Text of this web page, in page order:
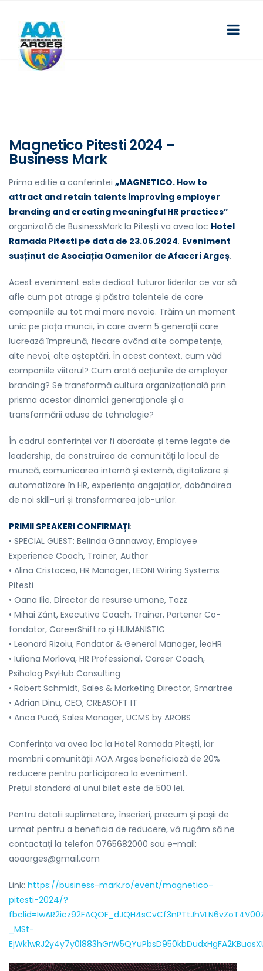
Magnetico Pitesti 2024 –
Business Mark
Prima editie a conferintei „MAGNETICO. How to
attract and retain talents improving employer
branding and creating meaningful HR practices”
organizată de BusinessMark la Pitești va avea loc Hotel
Ramada Pitesti pe data de 23.05.2024. Eveniment
susținut de Asociația Oamenilor de Afaceri Argeș.
Acest eveniment este dedicat tuturor liderilor ce vor să
afle cum pot atrage și păstra talentele de care
companiile au tot mai mare nevoie. Trăim un moment
unic pe piața muncii, în care avem 5 generații care
lucrează împreună, fiecare având alte competențe,
alte nevoi, alte așteptări. În acest context, cum văd
companiile viitorul? Cum arată acțiunile de employer
branding? Se transformă cultura organizațională prin
prisma acestor dinamici generaționale și a
transformării aduse de tehnologie?
În cadrul conferinței vor fi abordate și teme legate de
leadership, de construirea de comunități la locul de
muncă, comunicarea internă și externă, digitalizare și
automatizare în HR, experiența angajaților, dobândirea
de noi skill-uri și transformarea job-urilor.
PRIMII SPEAKERI CONFIRMAȚI:
• SPECIAL GUEST: Belinda Gannaway, Employee
Experience Coach, Trainer, Author
• Alina Cristocea, HR Manager, LEONI Wiring Systems
Pitesti
• Oana Ilie, Director de resurse umane, Tazz
• Mihai Zânt, Executive Coach, Trainer, Partener Co-
fondator, CareerShift.ro și HUMANISTIC
• Leonard Rizoiu, Fondator & General Manager, leoHR
• Iuliana Morlova, HR Professional, Career Coach,
Psiholog PsyHub Consulting
• Robert Schmidt, Sales & Marketing Director, Smartree
• Adrian Dinu, CEO, CREASOFT IT
• Anca Pucă, Sales Manager, UCMS by AROBS
Conferința va avea loc la Hotel Ramada Pitești, iar
membrii comunității AOA Argeș beneficiază de 20%
reducere pentru participarea la eveniment.
Prețul standard al unui bilet este de 500 lei.
Pentru detalii suplimetare, înscrieri, precum și pașii de
urmat pentru a beneficia de reducere, vă rugăm să ne
contactați la telefon 0765682000 sau e-mail:
aoaarges@gmail.com
Link: https://business-mark.ro/event/magnetico-
pitesti-2024/?
_MSt-